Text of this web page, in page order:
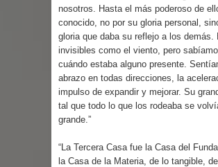
nosotros. Hasta el más poderoso de
conocido, no por su gloria personal,
gloria que daba su reflejo a los demás.
invisibles como el viento, pero
cuándo estaba alguno presente.
abrazo en todas direcciones, la
impulso de expandir y mejorar. Su
tal que todo lo que los rodeaba se
grande.”
“La Tercera Casa fue la Casa del
la Casa de la Materia, de lo tangible,